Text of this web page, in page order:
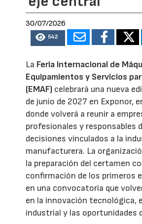
30/07/2026
542
La Feria Internacional de
Equipamientos y Servicios
(EMAF) celebrará una nueva
de junio de 2027 en Exponor,
donde volverá a reunir a
profesionales y responsables
decisiones vinculados a la
manufacturera. La
la preparación del certamen
confirmación de los primeros
en una convocatoria que
en la innovación tecnológica,
industrial y las oportunidades